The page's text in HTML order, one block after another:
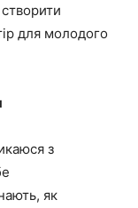
для молодого
з
як